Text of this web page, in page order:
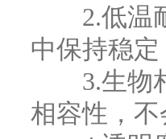
2.低温耐
中保持稳
3.生物相
相容性，